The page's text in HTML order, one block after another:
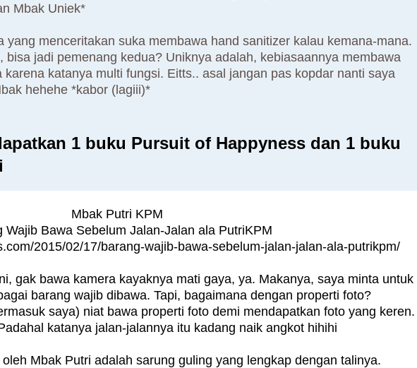
Mbak Uniek*
yang menceritakan suka membawa hand sanitizer kalau kemana-mana.
bisa jadi pemenang kedua? Uniknya adalah, kebiasaannya membawa
katanya multi fungsi. Eitts.. asal jangan pas kopdar nanti saya
hehehe *kabor (lagiii)*
1 buku Pursuit of Happyness dan 1 buku
Mbak Putri KPM
Wajib Bawa Sebelum Jalan-Jalan ala PutriKPM
2015/02/17/barang-wajib-bawa-sebelum-jalan-jalan-ala-putrikpm/
gak bawa kamera kayaknya mati gaya, ya. Makanya, saya minta untuk
barang wajib dibawa. Tapi, bagaimana dengan properti foto?
saya) niat bawa properti foto demi mendapatkan foto yang keren.
katanya jalan-jalannya itu kadang naik angkot hihihi
Mbak Putri adalah sarung guling yang lengkap dengan talinya.